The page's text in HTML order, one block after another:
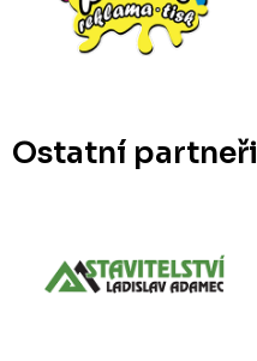
Ostatní partneři